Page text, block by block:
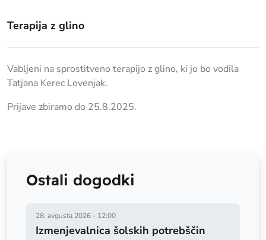
Terapija z glino
Vabljeni na sprostitveno terapijo z glino, ki jo bo vodila
Tatjana Kerec Lovenjak.
Prijave zbiramo do 25.8.2025.
Ostali dogodki
28. avgusta 2026 - 12:00
Izmenjevalnica šolskih potrebščin